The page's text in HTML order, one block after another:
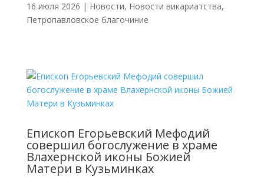
16 июля 2026 | Новости, Новости викариатства,
Петропавловское благочиние
Епископ Егорьевский Мефодий
совершил богослужение в храме
Влахернской иконы Божией
Матери в Кузьминках